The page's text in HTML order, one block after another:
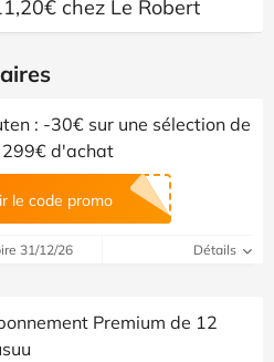
chez Le Robert
: -30€ sur une sélection de
d'achat
le code promo
31/12/26 Détails
Premium de 12